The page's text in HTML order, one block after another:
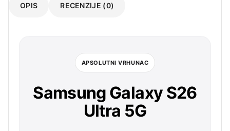
OPIS RECENZIJE (0)
APSOLUTNI VRHUNAC
Samsung Galaxy S26
Ultra 5G